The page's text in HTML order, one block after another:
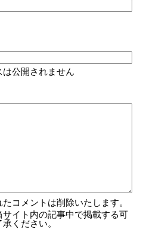
は公開されません
コメントは削除いたします。
イト内の記事中で掲載する可
ください。